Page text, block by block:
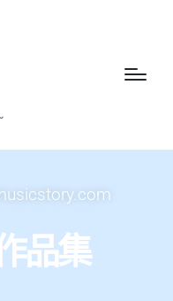
品集